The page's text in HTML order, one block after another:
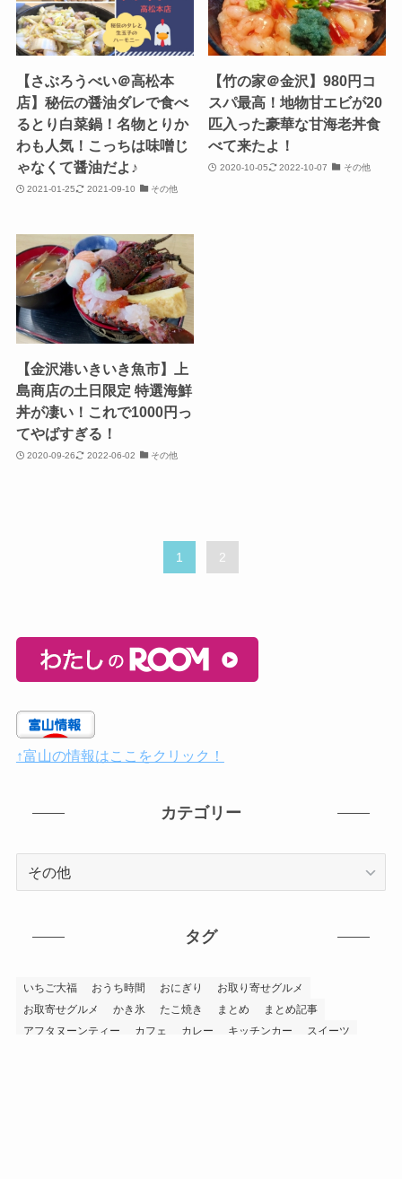
【さぶろうべい＠高松本
店】秘伝の醤油ダレで食べ
るとり白菜鍋！名物とりか
わも人気！こっちは味噌じ
ゃなくて醤油だよ♪
2021-01-25 2021-09-10 その他
【竹の家＠金沢】980円コ
スパ最高！地物甘エビが20
匹入った豪華な甘海老丼食
べて来たよ！
2020-10-05 2022-10-07 その他
【金沢港いきいき魚市】上
島商店の土日限定 特選海鮮
丼が凄い！これで1000円っ
てやばすぎる！
2020-09-26 2022-06-02 その他
1 2
↑富山の情報はここをクリック！
カテゴリー
タグ
いちご大福 おうち時間 おにぎり
お取り寄せグルメ
お取寄せグルメ
かき氷 たこ焼き まとめ
まとめ記事
アフタヌーンティー
カフェ カレー キッチンカー
スイーツ